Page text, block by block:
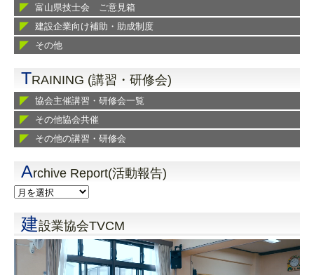
富山県技士会 ご意見箱
建設企業向け補助・助成制度
その他
TRAINING (講習・研修会)
協会主催講習・研修会一覧
その他協会共催
その他の講習・研修会
Archive Report(活動報告)
建設業協会TVCM